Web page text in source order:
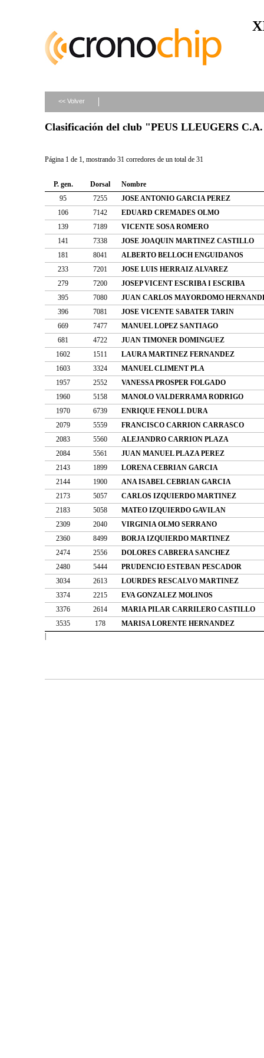
<< Volver
Clasificación del club "PEUS LLEUGERS
Página 1 de 1, mostrando 31 corredores de un total de 31
P. gen. Dorsal
Nombre
95
7255
JOSE ANTONIO GARCIA PEREZ
106
7142
EDUARD CREMADES OLMO
139
7189
VICENTE SOSA ROMERO
141
7338
JOSE JOAQUIN MARTINEZ CASTILLO
181
8041
ALBERTO BELLOCH ENGUIDANOS
233
7201
JOSE LUIS HERRAIZ ALVAREZ
279
7200
JOSEP VICENT ESCRIBA I ESCRIBA
395
7080
JUAN CARLOS MAYORDOMO
396
7081
JOSE VICENTE SABATER TARIN
669
7477
MANUEL LOPEZ SANTIAGO
681
4722
JUAN TIMONER DOMINGUEZ
1602
1511
LAURA MARTINEZ FERNANDEZ
1603
3324
MANUEL CLIMENT PLA
1957
2552
VANESSA PROSPER FOLGADO
1960
5158
MANOLO VALDERRAMA RODRIGO
1970
6739
ENRIQUE FENOLL DURA
2079
5559
FRANCISCO CARRION CARRASCO
2083
5560
ALEJANDRO CARRION PLAZA
2084
5561
JUAN MANUEL PLAZA PEREZ
2143
1899
LORENA CEBRIAN GARCIA
2144
1900
ANA ISABEL CEBRIAN GARCIA
2173
5057
CARLOS IZQUIERDO MARTINEZ
2183
5058
MATEO IZQUIERDO GAVILAN
2309
2040
VIRGINIA OLMO SERRANO
2360
8499
BORJA IZQUIERDO MARTINEZ
2474
2556
DOLORES CABRERA SANCHEZ
2480
5444
PRUDENCIO ESTEBAN PESCADOR
3034
2613
LOURDES RESCALVO MARTINEZ
3374
2215
EVA GONZALEZ MOLINOS
3376
2614
MARIA PILAR CARRILERO CASTILLO
3535
178
MARISA LORENTE HERNANDEZ
|